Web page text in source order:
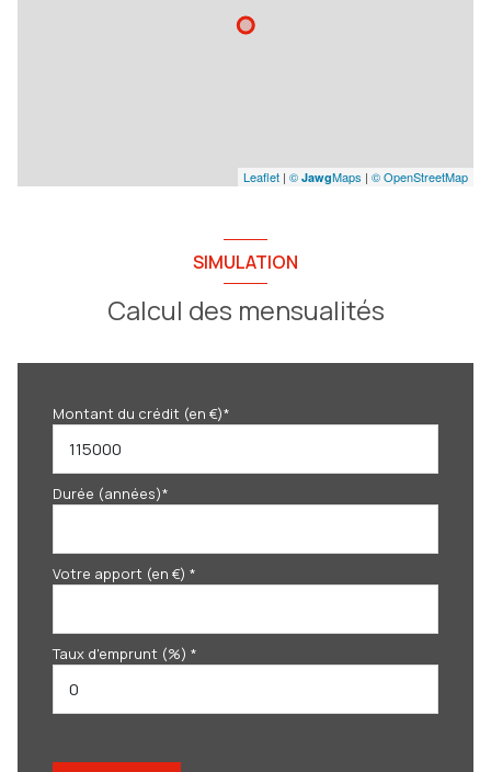
Leaflet | © JawgMaps | © OpenStreetMap
SIMULATION
Calcul des mensualités
Montant du crédit (en €)*
Durée (années)*
Votre apport (en €) *
Taux d'emprunt (%) *